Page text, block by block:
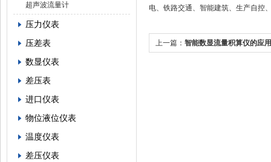
超声波流量计
压力仪表
压差表
数显仪表
差压表
进口仪表
物位液位仪表
温度仪表
差压仪表
电、铁路交通、智能建筑、生产自控
上一篇： 智能数显流量积算仪的应